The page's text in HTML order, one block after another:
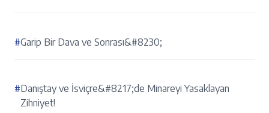
#Garip Bir Dava ve Sonrası&#8230;
#Danıştay ve İsviçre&#8217;de Minareyi Yasaklayan
Zihniyet!